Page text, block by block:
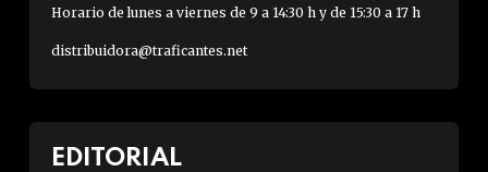
i
m
e
s
a
l
Horario de lunes a viernes de 9 a 14:30 h y de 15:30 a 17 h
distribuidora@traficantes.net
EDITORIAL